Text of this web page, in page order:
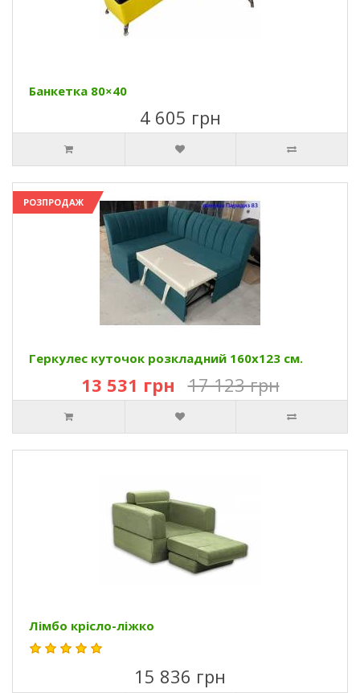
Банкетка 80×40
4 605 грн
РОЗПРОДАЖ
Геркулес куточок розкладний 160х123 см.
13 531 грн 17 123 грн
Лімбо крісло-ліжко
15 836 грн